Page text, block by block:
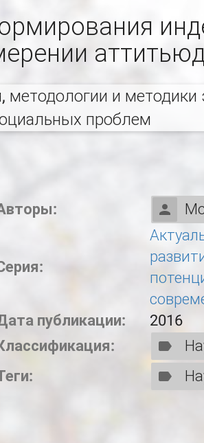
методологии и методики
проблем
публикации:
2016